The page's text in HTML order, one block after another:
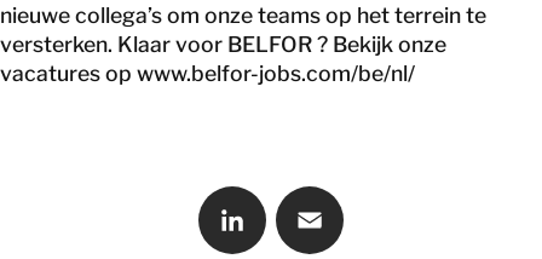
nieuwe collega’s om onze teams op het terrein te
versterken. Klaar voor BELFOR ? Bekijk onze
vacatures op www.belfor-jobs.com/be/nl/